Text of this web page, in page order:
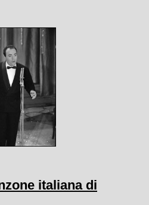
italiana di